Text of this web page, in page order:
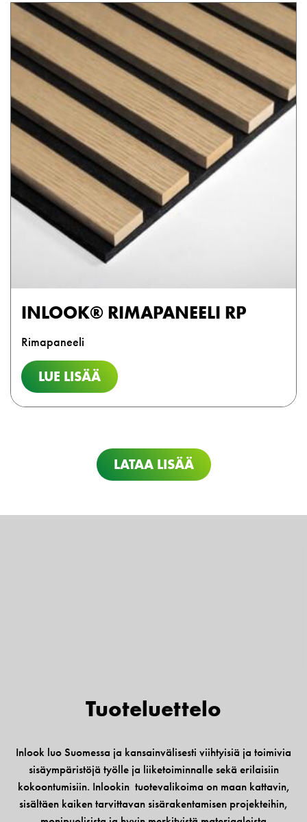
INLOOK® RIMAPANEELI RP
Rimapaneeli
LUE LISÄÄ
LATAA LISÄÄ
Tuote­luettelo
Inlook luo Suomessa ja kansainvälisesti viihtyisiä ja toimivia
sisäympäristöjä työlle ja liiketoiminnalle sekä erilaisiin
kokoontumisiin. Inlookin tuotevalikoima on maan kattavin,
sisältäen kaiken tarvittavan sisärakentamisen projekteihin,